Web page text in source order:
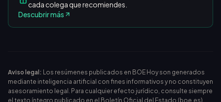
cada colega que recomiendes.
Descubrir más
Aviso legal: Los resúmenes publicados en BOE Hoy son generados
mediante inteligencia artificial con fines informativos y no constituyen
asesoramiento legal. Para cualquier efecto jurídico, consulte siempre
el texto íntegro publicado en el Boletín Oficial del Estado (boe.es)